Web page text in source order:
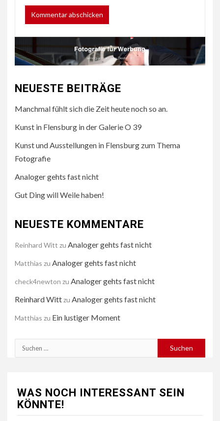
NEUESTE BEITRÄGE
Manchmal fühlt sich die Zeit heute noch so an.
Kunst in Flensburg in der Galerie O 39
Kunst und Ausstellungen in Flensburg zum Thema
Fotografie
Analoger gehts fast nicht
Gut Ding will Weile haben!
NEUESTE KOMMENTARE
Reinhard Witt zu Analoger gehts fast nicht
Matthias zu Analoger gehts fast nicht
check4newton zu Analoger gehts fast nicht
Reinhard Wittzu Analoger gehts fast nicht
Matthias zu Ein lustiger Moment
Suchen
nach:
WAS NOCH INTERESSANT SEIN
KÖNNTE!